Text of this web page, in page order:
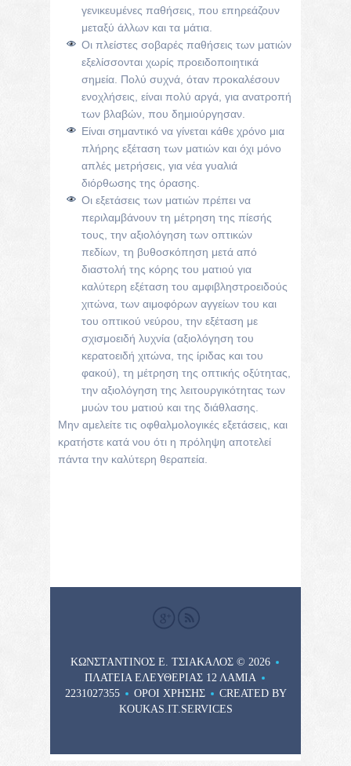
γενικευμένες παθήσεις, που επηρεάζουν
μεταξύ άλλων και τα μάτια.
Οι πλείστες σοβαρές παθήσεις των ματιών
εξελίσσονται χωρίς προειδοποιητικά
σημεία. Πολύ συχνά, όταν προκαλέσουν
ενοχλήσεις, είναι πολύ αργά, για ανατροπή
των βλαβών, που δημιούργησαν.
Είναι σημαντικό να γίνεται κάθε χρόνο μια
πλήρης εξέταση των ματιών και όχι μόνο
απλές μετρήσεις, για νέα γυαλιά
διόρθωσης της όρασης.
Οι εξετάσεις των ματιών πρέπει να
περιλαμβάνουν τη μέτρηση της πίεσής
τους, την αξιολόγηση των οπτικών
πεδίων, τη βυθοσκόπηση μετά από
διαστολή της κόρης του ματιού για
καλύτερη εξέταση του αμφιβληστροειδούς
χιτώνα, των αιμοφόρων αγγείων του και
του οπτικού νεύρου, την εξέταση με
σχισμοειδή λυχνία (αξιολόγηση του
κερατοειδή χιτώνα, της ίριδας και του
φακού), τη μέτρηση της οπτικής οξύτητας,
την αξιολόγηση της λειτουργικότητας των
μυών του ματιού και της διάθλασης.
Μην αμελείτε τις οφθαλμολογικές εξετάσεις, και
κρατήστε κατά νου ότι η πρόληψη αποτελεί
πάντα την καλύτερη θεραπεία.
ΚΩΝΣΤΑΝΤΙΝΟΣ Ε. ΤΣΙΑΚΑΛΟΣ © 2026
ΠΛΑΤΕΊΑ ΕΛΕΥΘΕΡΊΑΣ 12 ΛΑΜΊΑ
2231027355
ΌΡΟΙ ΧΡΉΣΗΣ
CREATED BY
KOUKAS.IT.SERVICES